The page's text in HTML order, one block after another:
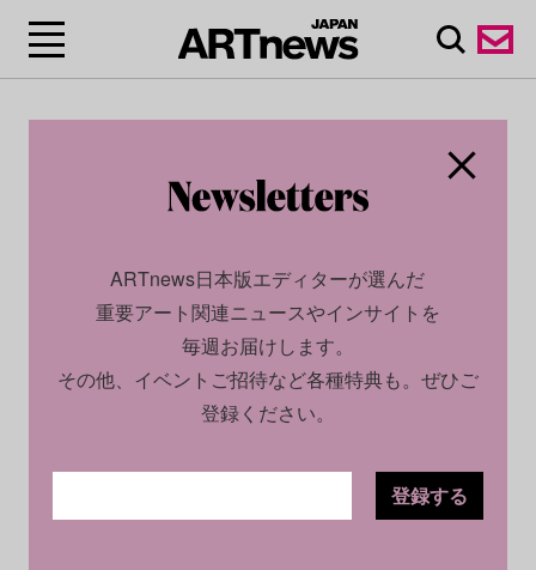
2024.08.06
ARTnews日本版エディターが選んだ
重要アート関連ニュースやインサイトを
毎週お届けします。
その他、イベントご招待など各種特典も。ぜひご
登録ください。
登録する